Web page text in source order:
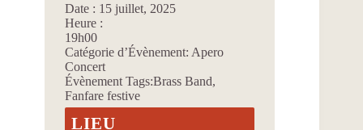
Date : 15 juillet, 2025
Heure :
19h00
Catégorie d’Évènement: Apero
Concert
Évènement Tags:Brass Band,
Fanfare festive
LIEU